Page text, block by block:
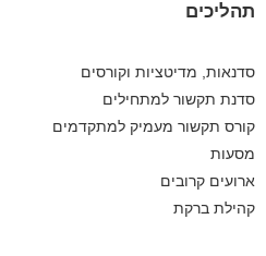
תהליכים
סדנאות, מדיטציות וקורסים
סדנת תקשור למתחילים
קורס תקשור מעמיק למתקדמים
מסעות
ארועים קרובים
קהילת ברקת